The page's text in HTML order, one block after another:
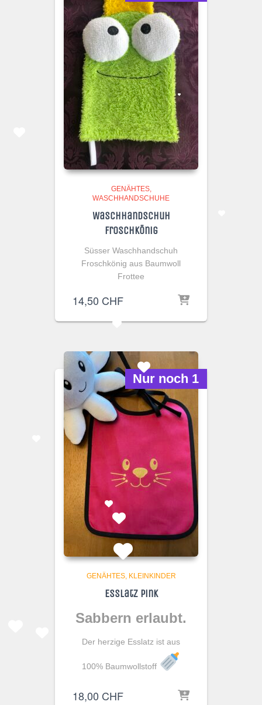
GENÄHTES
WASCHHANDSCHUHE
Waschhandschuh
Froschkönig
Süsser Waschhandschuh
Froschkönig aus Baumwoll
Frottee
14,50 CHF
Nur noch 1
GENÄHTES KLEINKINDER
Esslatz Pink
Sabbern erlaubt.
Der herzige Esslatz ist aus
100% Baumwollstoff
18,00 CHF